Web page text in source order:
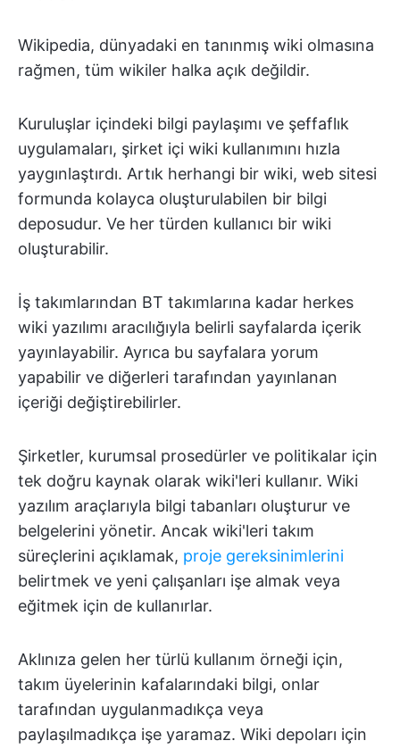
Wikipedia, dünyadaki en tanınmış wiki olmasına
rağmen, tüm wikiler halka açık değildir.
Kuruluşlar içindeki bilgi paylaşımı ve şeffaflık
uygulamaları, şirket içi wiki kullanımını hızla
yaygınlaştırdı. Artık herhangi bir wiki, web sitesi
formunda kolayca oluşturulabilen bir bilgi
deposudur. Ve her türden kullanıcı bir wiki
oluşturabilir.
İş takımlarından BT takımlarına kadar herkes
wiki yazılımı aracılığıyla belirli sayfalarda içerik
yayınlayabilir. Ayrıca bu sayfalara yorum
yapabilir ve diğerleri tarafından yayınlanan
içeriği değiştirebilirler.
Şirketler, kurumsal prosedürler ve politikalar için
tek doğru kaynak olarak wiki'leri kullanır. Wiki
yazılım araçlarıyla bilgi tabanları oluşturur ve
belgelerini yönetir. Ancak wiki'leri takım
süreçlerini açıklamak, proje gereksinimlerini
belirtmek ve yeni çalışanları işe almak veya
eğitmek için de kullanırlar.
Aklınıza gelen her türlü kullanım örneği için,
takım üyelerinin kafalarındaki bilgi, onlar
tarafından uygulanmadıkça veya
paylaşılmadıkça işe yaramaz. Wiki depoları için